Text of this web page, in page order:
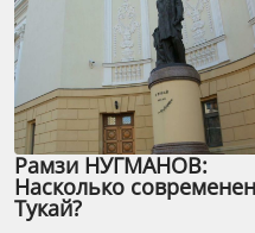
Рамзи НУГМАНОВ:
Насколько современен
Тукай?